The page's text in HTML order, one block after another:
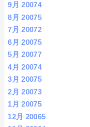
9月 20074
8月 20075
7月 20072
6月 20075
5月 20077
4月 20074
3月 20075
2月 20073
1月 20075
12月 20065